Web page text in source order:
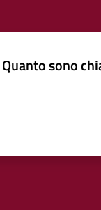
Quanto sono